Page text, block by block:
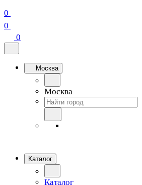
0
0
0
Москва
Москва
Каталог
Каталог